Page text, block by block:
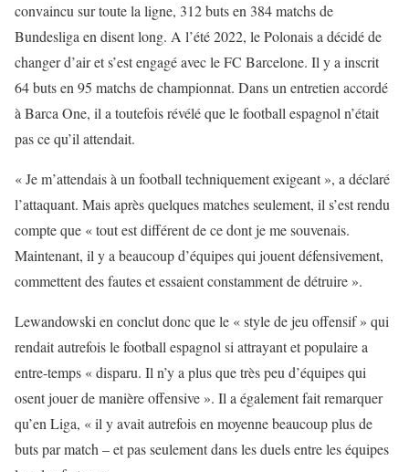
convaincu sur toute la ligne, 312 buts en 384 matchs de
Bundesliga en disent long. A l’été 2022, le Polonais a décidé de
changer d’air et s’est engagé avec le FC Barcelone. Il y a inscrit
64 buts en 95 matchs de championnat. Dans un entretien accordé
à Barca One, il a toutefois révélé que le football espagnol n’était
pas ce qu’il attendait.
« Je m’attendais à un football techniquement exigeant », a déclaré
l’attaquant. Mais après quelques matches seulement, il s’est rendu
compte que « tout est différent de ce dont je me souvenais.
Maintenant, il y a beaucoup d’équipes qui jouent défensivement,
commettent des fautes et essaient constamment de détruire ».
Lewandowski en conclut donc que le « style de jeu offensif » qui
rendait autrefois le football espagnol si attrayant et populaire a
entre-temps « disparu. Il n’y a plus que très peu d’équipes qui
osent jouer de manière offensive ». Il a également fait remarquer
qu’en Liga, « il y avait autrefois en moyenne beaucoup plus de
buts par match – et pas seulement dans les duels entre les équipes